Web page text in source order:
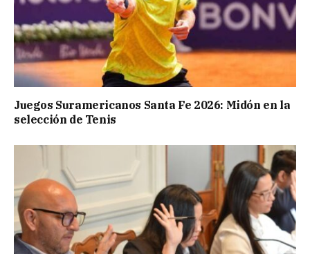
Juegos Suramericanos Santa Fe 2026: Midón en la
selección de Tenis